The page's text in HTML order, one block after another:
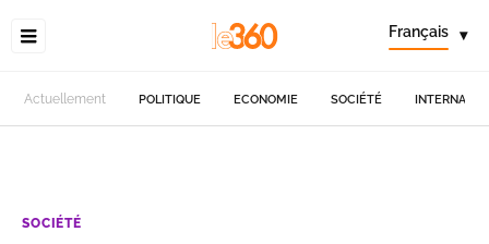
Français ▾
Actuellement POLITIQUE ECONOMIE SOCIÉTÉ
SOCIÉTÉ